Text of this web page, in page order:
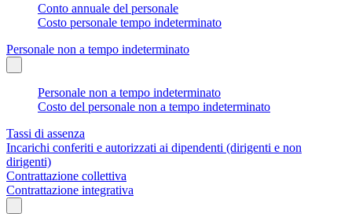
Conto annuale del personale
Costo personale tempo indeterminato
Personale non a tempo indeterminato
Personale non a tempo indeterminato
Costo del personale non a tempo indeterminato
Tassi di assenza
Incarichi conferiti e autorizzati ai dipendenti (dirigenti e non
dirigenti)
Contrattazione collettiva
Contrattazione integrativa